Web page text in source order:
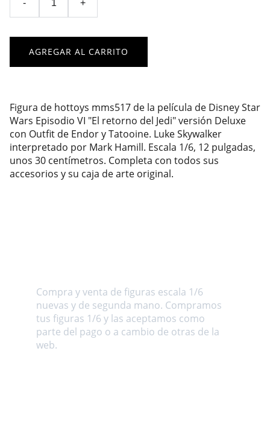
- +
AGREGAR AL CARRITO
Figura de hottoys mms517 de la película de Disney Star
Wars Episodio VI "El retorno del Jedi" versión Deluxe
con Outfit de Endor y Tatooine. Luke Skywalker
interpretado por Mark Hamill. Escala 1/6, 12 pulgadas,
unos 30 centímetros. Completa con todos sus
accesorios y su caja de arte original.
Compra y venta de figuras escala 1/6
nuevas y de segunda mano. Compramos
tus figuras 1/6 y las aceptamos como
parte del pago o a cambio de otras de la
web.